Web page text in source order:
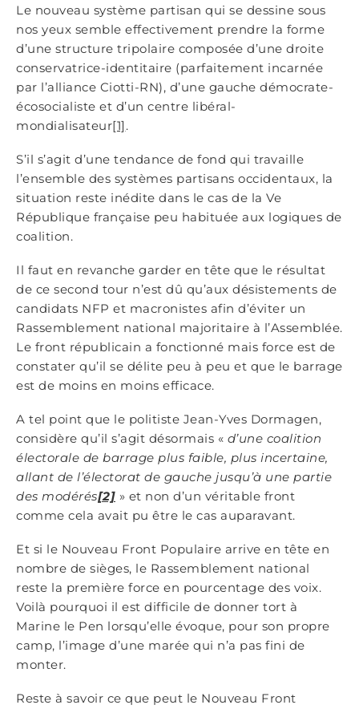
Le nouveau système partisan qui se dessine sous
nos yeux semble effectivement prendre la forme
d’une structure tripolaire composée d’une droite
conservatrice-identitaire (parfaitement incarnée
par l’alliance Ciotti-RN), d’une gauche démocrate-
écosocialiste et d’un centre libéral-
mondialisateur[1] .
S’il s’agit d’une tendance de fond qui travaille
l’ensemble des systèmes partisans occidentaux, la
situation reste inédite dans le cas de la Ve
République française peu habituée aux logiques de
coalition.
Il faut en revanche garder en tête que le résultat
de ce second tour n’est dû qu’aux désistements de
candidats NFP et macronistes afin d’éviter un
Rassemblement national majoritaire à l’Assemblée.
Le front républicain a fonctionné mais force est de
constater qu’il se délite peu à peu et que le barrage
est de moins en moins efficace.
A tel point que le politiste Jean-Yves Dormagen,
considère qu’il s’agit désormais « d’une coalition
électorale de barrage plus faible, plus incertaine,
allant de l’électorat de gauche jusqu’à une partie
des modérés[2] » et non d’un véritable front
comme cela avait pu être le cas auparavant.
Et si le Nouveau Front Populaire arrive en tête en
nombre de sièges, le Rassemblement national
reste la première force en pourcentage des voix.
Voilà pourquoi il est difficile de donner tort à
Marine le Pen lorsqu’elle évoque, pour son propre
camp, l’image d’une marée qui n’a pas fini de
monter.
Reste à savoir ce que peut le Nouveau Front